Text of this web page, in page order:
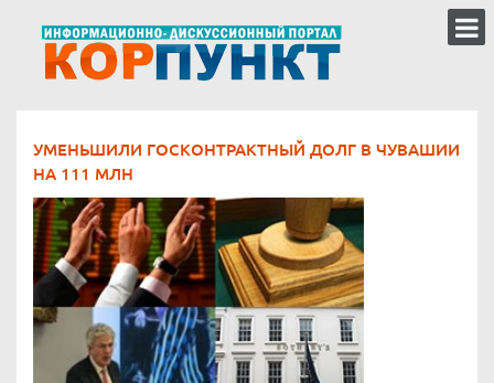
УМЕНЬШИЛИ ГОСКОНТРАКТНЫЙ ДОЛГ В ЧУВАШИИ
НА 111 МЛН